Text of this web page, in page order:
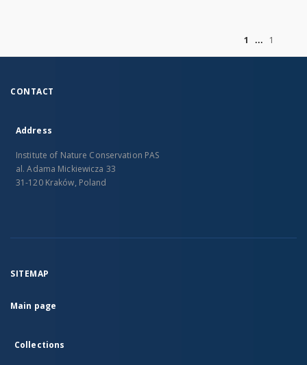
1
1
CONTACT
Address
Institute of Nature Conservation PAS
al. Adama Mickiewicza 33
31-120 Kraków, Poland
SITEMAP
Main page
Collections